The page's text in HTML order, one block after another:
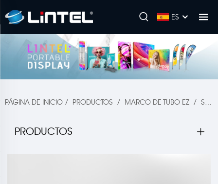
ES
PÁGINA DE INICIO / PRODUCTOS / MARCO DE TUBO EZ / STAND DE FERIA COMERCIAL
PRODUCTOS